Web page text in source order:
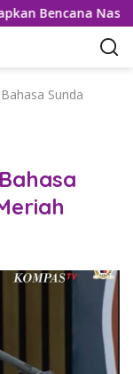
Nasional
Sunda